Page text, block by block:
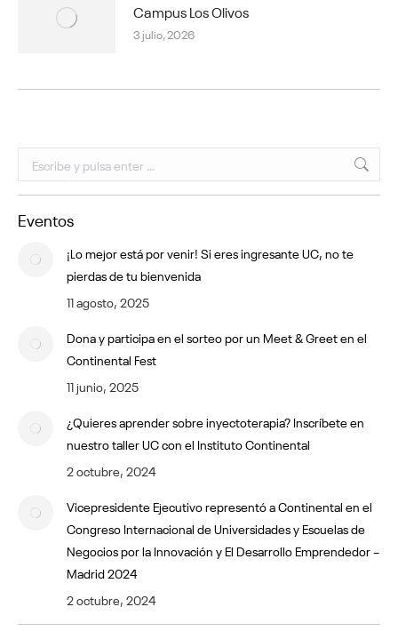
Campus Los Olivos
3 julio, 2026
Buscar:
Eventos
¡Lo mejor está por venir! Si eres ingresante UC, no te
pierdas de tu bienvenida
11 agosto, 2025
Dona y participa en el sorteo por un Meet & Greet en el
Continental Fest
11 junio, 2025
¿Quieres aprender sobre inyectoterapia? Inscríbete en
nuestro taller UC con el Instituto Continental
2 octubre, 2024
Vicepresidente Ejecutivo representó a Continental en el
Congreso Internacional de Universidades y Escuelas de
Negocios por la Innovación y El Desarrollo Emprendedor –
Madrid 2024
2 octubre, 2024